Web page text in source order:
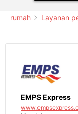
rumah Layanan
EMPS Express